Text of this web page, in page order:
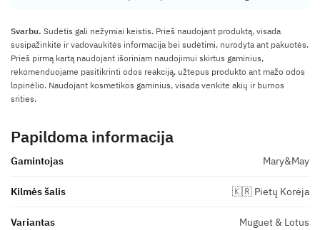
Svarbu. Sudėtis gali nežymiai keistis. Prieš naudojant produktą, visada
susipažinkite ir vadovaukitės informacija bei sudėtimi, nurodyta ant pakuotės.
Prieš pirmą kartą naudojant išoriniam naudojimui skirtus gaminius,
rekomenduojame pasitikrinti odos reakciją, užtepus produkto ant mažo odos
lopinėlio. Naudojant kosmetikos gaminius, visada venkite akių ir burnos
srities.
Papildoma informacija
Gamintojas Mary&May
Kilmės šalis 🇰🇷 Pietų Korėja
Variantas Muguet & Lotus